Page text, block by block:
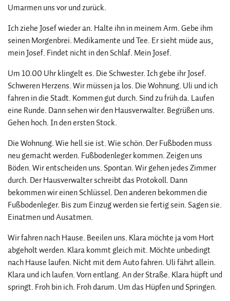
Umarmen uns vor und zurück.
Ich ziehe Josef wieder an. Halte ihn in meinem Arm. Gebe ihm
seinen Morgenbrei. Medikamente und Tee. Er sieht müde aus,
mein Josef. Findet nicht in den Schlaf. Mein Josef.
Um 10.00 Uhr klingelt es. Die Schwester. Ich gebe ihr Josef.
Schweren Herzens. Wir müssen ja los. Die Wohnung. Uli und ich
fahren in die Stadt. Kommen gut durch. Sind zu früh da. Laufen
eine Runde. Dann sehen wir den Hausverwalter. Begrüßen uns.
Gehen hoch. In den ersten Stock.
Die Wohnung. Wie hell sie ist. Wie schön. Der Fußboden muss
neu gemacht werden. Fußbodenleger kommen. Zeigen uns
Böden. Wir entscheiden uns. Spontan. Wir gehen jedes Zimmer
durch. Der Hausverwalter schreibt das Protokoll. Dann
bekommen wir einen Schlüssel. Den anderen bekommen die
Fußbodenleger. Bis zum Einzug werden sie fertig sein. Sagen sie.
Einatmen und Ausatmen.
Wir fahren nach Hause. Beeilen uns. Klara möchte ja vom Hort
abgeholt werden. Klara kommt gleich mit. Möchte unbedingt
nach Hause laufen. Nicht mit dem Auto fahren. Uli fährt allein.
Klara und ich laufen. Vorn entlang. An der Straße. Klara hüpft und
springt. Froh bin ich. Froh darum. Um das Hüpfen und Springen.